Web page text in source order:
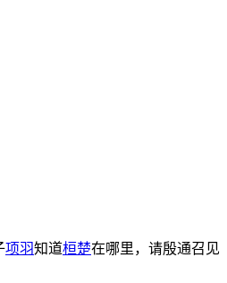
项羽知道桓楚在哪里，请殷通召见